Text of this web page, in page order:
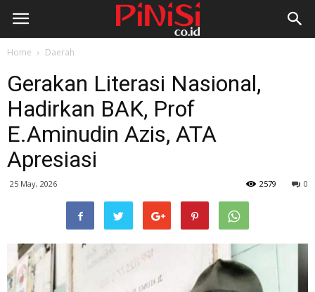
Home Daerah
Gerakan Literasi Nasional,
Hadirkan BAK, Prof
E.Aminudin Azis, ATA
Apresiasi
25 May, 2026 0
2579